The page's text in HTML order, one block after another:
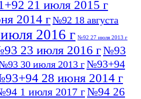
21 июля 2015 г
2014 г№92 18 августа
2016 г №92 27 июля 2013 г
23 июля 2016 г№93
30 июля 2013 г№93+94
28 июня 2014 г
1 июля 2017 г№94 26